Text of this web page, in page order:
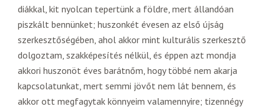
diákkal, kit nyolcan tepertünk a földre, mert állandóan
piszkált bennünket; huszonkét évesen az első újság
szerkesztőségében, ahol akkor mint kulturális szerkesztő
dolgoztam, szakképesítés nélkül, és éppen azt mondja
akkori huszonöt éves barátnőm, hogy többé nem akarja
kapcsolatunkat, mert semmi jövőt nem lát bennem, és
akkor ott megfagytak könnyeim valamennyire; tizennégy